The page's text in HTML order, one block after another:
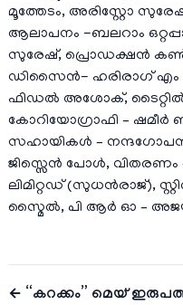
മൂത്തേടം, അരിസ്റ്റോ
ആലാപനം -ബലറാം
സുരേഷ്, പ്രൊഡക്ഷൻ
ഡിസൈൻ- ഹരിരാഗ് എം
ഫിഡൽ അശോക്, ടൈറ്റിൽ
കോറിയോഗ്രാഫി – ഷമീർ
സഹായികൾ –
ജിസ്സെൻ പോൾ, വിതരണം
ലിമിറ്റഡ് (സുധൻരാജ്),
സ്മൈൽ, പി ആർ ഓ –
← “കറക്കം” മെയ്